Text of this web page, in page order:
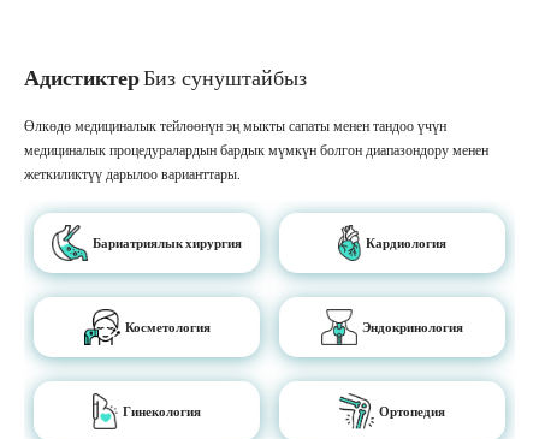
АдистиктерБиз сунуштайбыз
Өлкөдө медициналык тейлөөнүн эң мыкты сапаты менен тандоо үчүн
медициналык процедуралардын бардык мүмкүн болгон диапазондору менен
жеткиликтүү дарылоо варианттары.
Бариатриялык хирургия Кардиология
Косметология Эндокринология
Гинекология Ортопедия